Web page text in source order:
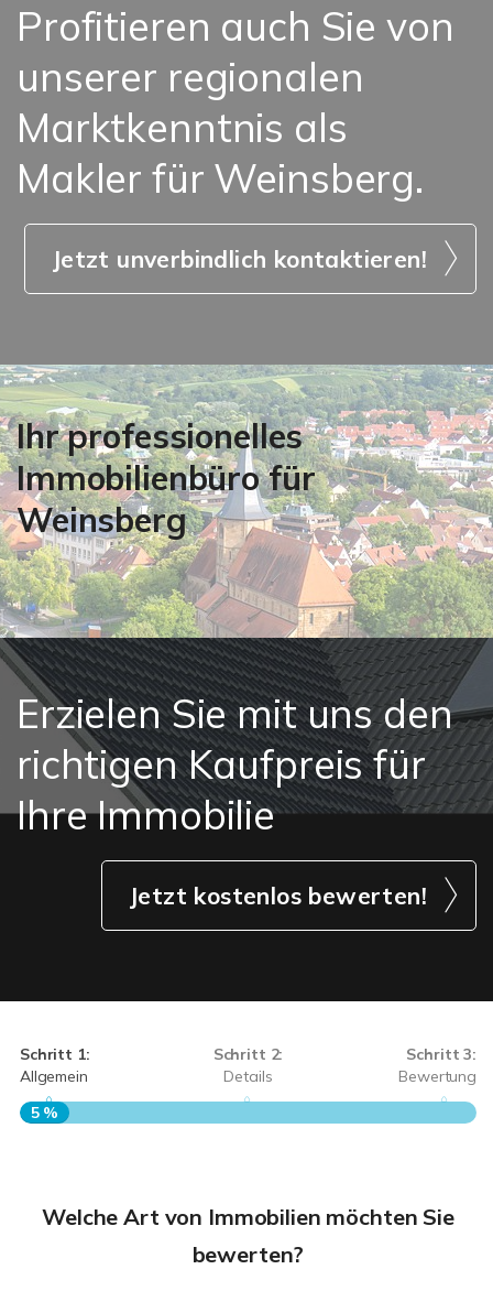
Profitieren auch Sie von
unserer regionalen
Marktkenntnis als
Makler für Weinsberg.
Jetzt unverbindlich kontaktieren!
Ihr professionelles
Immobilienbüro für
Weinsberg
Erzielen Sie mit uns den
richtigen Kaufpreis für
Ihre Immobilie
Jetzt kostenlos bewerten!
Schritt 1:
Allgemein
Schritt 2:
Details
Schritt 3:
Bewertung
5 %
Welche Art von Immobilien möchten Sie
bewerten?